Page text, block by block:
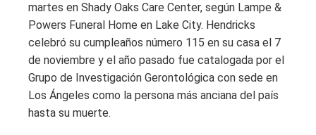
martes en Shady Oaks Care Center, según Lampe &
Powers Funeral Home en Lake City. Hendricks
celebró su cumpleaños número 115 en su casa el 7
de noviembre y el año pasado fue catalogada por el
Grupo de Investigación Gerontológica con sede en
Los Ángeles como la persona más anciana del país
hasta su muerte.